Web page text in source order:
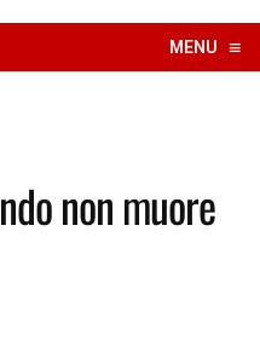
MENU ≡
☰
non muore